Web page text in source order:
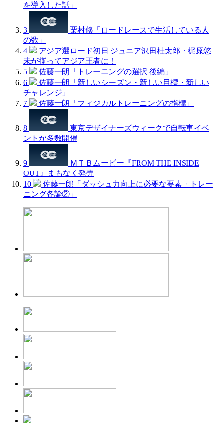
を導入した話」
3
栗村修「ロードレースで生活している人
の数」
4
アジア選ロード初日 ジュニア沢田桂太郎・梶原悠
未が揃ってアジア王者に！
5
佐藤一朗「トレーニングの選択 後編」
6
佐藤一朗「新しいシーズン・新しい目標・新しい
チャレンジ」
7
佐藤一朗「フィジカルトレーニングの指標」
8
東京デザイナーズウィークで自転車イベ
ントが多数開催
9
ＭＴＢムービー『FROM THE INSIDE
OUT』まもなく発売
10
佐藤一郎「ダッシュ力向上に必要な要素・トレー
ニング各論②」